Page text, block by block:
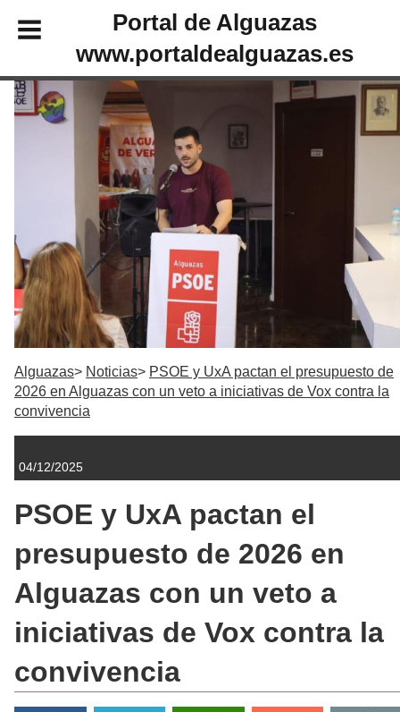
Portal de Alguazas
www.portaldealguazas.es
Alguazas Noticias
PSOE y UxA pactan el presupuesto de
2026 en Alguazas con un veto a iniciativas de Vox contra la
convivencia
04/12/2025
PSOE y UxA pactan el
presupuesto de 2026 en
Alguazas con un veto a
iniciativas de Vox contra la
convivencia